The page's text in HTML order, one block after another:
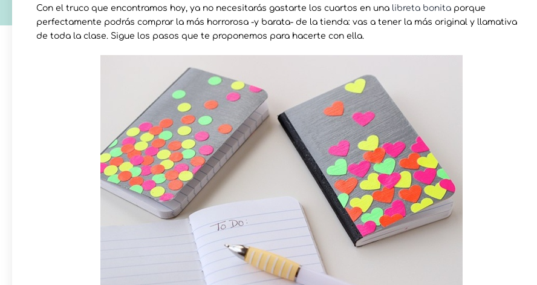
Con el truco que encontramos hoy, ya no necesitarás gastarte los cuartos en una libreta bonita porque
perfectamente podrás comprar la más horrorosa -y barata- de la tienda: vas a tener la más original y llamativa
de toda la clase. Sigue los pasos que te proponemos para hacerte con ella.